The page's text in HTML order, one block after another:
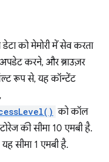
को मेमोरी में सेव करता
करने, और ब्राउज़र
रूप से, यह कॉन्टेंट
को कॉल
की सीमा 10 एमबी है.
सीमा 1 एमबी है.